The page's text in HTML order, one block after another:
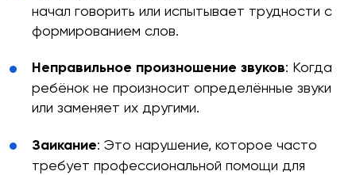
начал говорить или испытывает трудности с
формированием слов.
Неправильное произношение звуков: Когда
ребёнок не произносит определённые звуки
или заменяет их другими.
Заикание: Это нарушение, которое часто
требует профессиональной помощи для